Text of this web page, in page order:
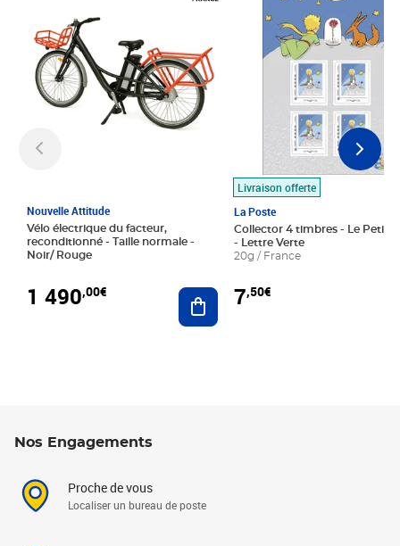
Nouvelle Attitude
Vélo électrique du facteur,
reconditionné - Taille normale -
Noir/ Rouge
1 490,00€ Ajouter au panier
Livraison offerte
La Poste
Collector 4 timbres - Le Petit
- Lettre Verte
20g / France
7,50€
Nos Engagements
Proche de vous
Localiser un bureau de poste